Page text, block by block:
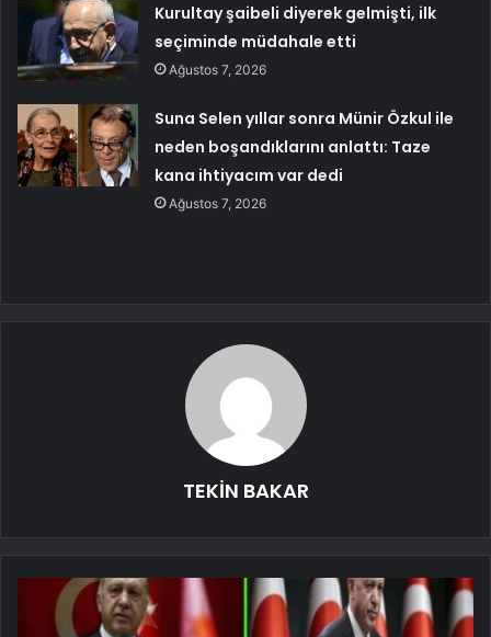
Kurultay şaibeli diyerek gelmişti, ilk
seçiminde müdahale etti
Ağustos 7, 2026
Suna Selen yıllar sonra Münir Özkul ile
neden boşandıklarını anlattı: Taze
kana ihtiyacım var dedi
Ağustos 7, 2026
TEKİN BAKAR